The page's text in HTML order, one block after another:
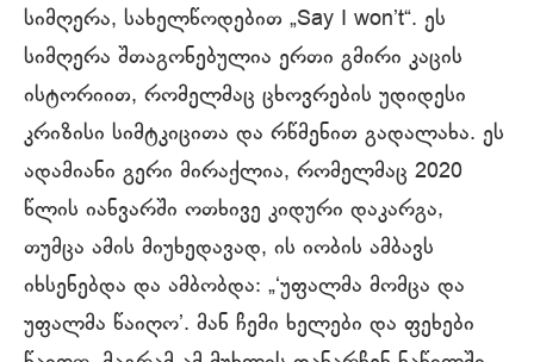
სიმღერა, სახელწოდებით „Say I won’t“. ეს
სიმღერა შთაგონებულია ერთი გმირი კაცის
ისტორიით, რომელმაც ცხოვრების უდიდესი
კრიზისი სიმტკიცითა და რწმენით გადალახა. ეს
ადამიანი გერი მირაქლია, რომელმაც 2020
წლის იანვარში ოთხივე კიდური დაკარგა,
თუმცა ამის მიუხედავად, ის იობის ამბავს
იხსენებდა და ამბობდა: „‘უფალმა მომცა და
უფალმა წაიღო’. მან ჩემი ხელები და ფეხები